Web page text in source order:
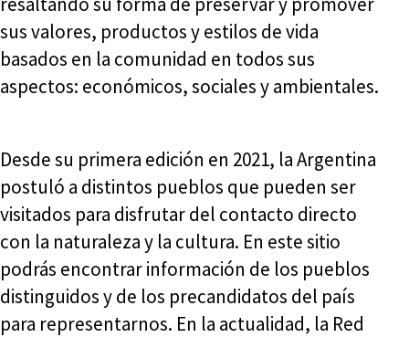
sus valores, productos y estilos de vida
basados en la comunidad en todos sus
aspectos: económicos, sociales y ambientales.
Desde su primera edición en 2021, la Argentina
postuló a distintos pueblos que pueden ser
visitados para disfrutar del contacto directo
con la naturaleza y la cultura. En este sitio
podrás encontrar información de los pueblos
distinguidos y de los precandidatos del país
para representarnos. En la actualidad, la Red